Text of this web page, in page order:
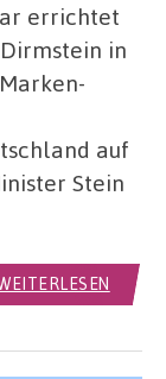
errichtet
in
auf
Stein